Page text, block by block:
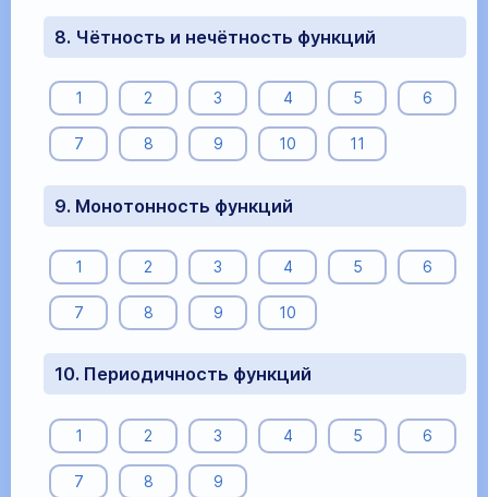
8. Чётность и нечётность функций
1 2 3 4 5 6
7 8 9 10 11
9. Монотонность функций
1 2 3 4 5 6
7 8 9 10
10. Периодичность функций
1 2 3 4 5 6
7 8 9